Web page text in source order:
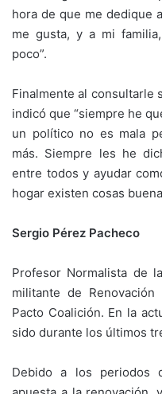
hora de que me dedique
me gusta, y a mi
poco”.
Finalmente al consultarle
indicó que “siempre he
un político no es mala
más. Siempre les he
entre todos y ayudar
hogar existen cosas
Sergio Pérez Pacheco
Profesor Normalista de
militante de
Pacto Coalición. En la
sido durante los últimos
Debido a los periodos